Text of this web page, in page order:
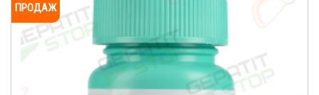
ПРОДАЖ